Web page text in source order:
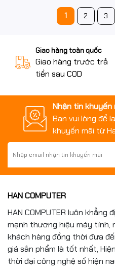
1 2 3
Giao hàng toàn quốc
Giao hàng trước trả
tiền sau COD
Nhận tin khuyến
Bạn vui lòng để
khuyến mãi từ
HAN COMPUTER
HAN COMPUTER luôn
mạnh thương hiệu máy tính,
khách hàng đồng thời đưa
giá sản phẩm là tốt nhất,
thời đại công nghệ số hiện